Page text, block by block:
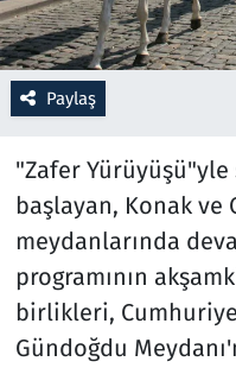
Paylaş
"Zafer
başlayan, Konak ve
meydanlarında
programının
birlikleri,
Gündoğdu
Rüya Tabirleri
Sağlık
Seçim 2023
Teknoloji ve Bilim